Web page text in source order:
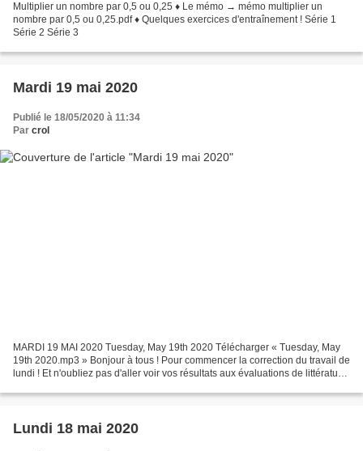
Multiplier un nombre par 0,5 ou 0,25 ♦ Le mémo → mémo multiplier un
nombre par 0,5 ou 0,25.pdf ♦ Quelques exercices d'entraînement ! Série 1
Série 2 Série 3
Mardi 19 mai 2020
Publié le 18/05/2020 à 11:34
Par crol
MARDI 19 MAI 2020 Tuesday, May 19th 2020 Télécharger « Tuesday, May
19th 2020.mp3 » Bonjour à tous ! Pour commencer la correction du travail de
lundi ! Et n'oubliez pas d'aller voir vos résultats aux évaluations de littérature
Lundi 18 mai 2020